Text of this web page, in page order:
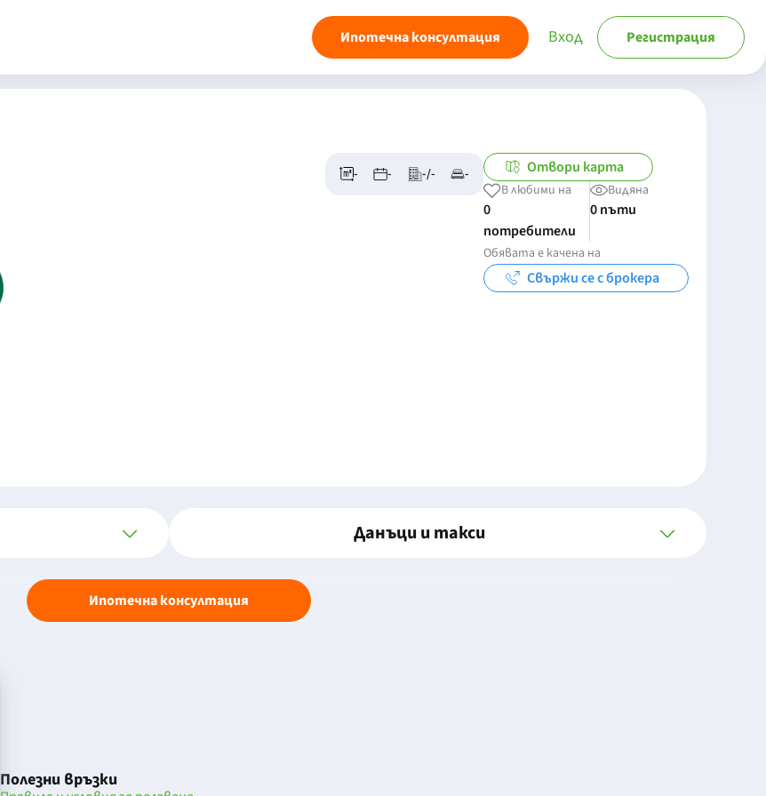
Ипотечна консултация Вход Регистрация
- - -/- - Отвори карта
В любими на
0
потребители
Видяна
0 пъти
Обявата е качена на
Свържи се с брокера
Данъци и такси
Ипотечна консултация
Полезни връзки